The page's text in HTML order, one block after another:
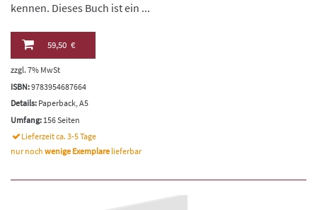
kennen. Dieses Buch ist ein ...
59,50 €
zzgl. 7% MwSt
ISBN:9783954687664
Details: Paperback, A5
Umfang: 156 Seiten
Lieferzeit ca. 3-5 Tage
nur noch wenige Exemplare lieferbar